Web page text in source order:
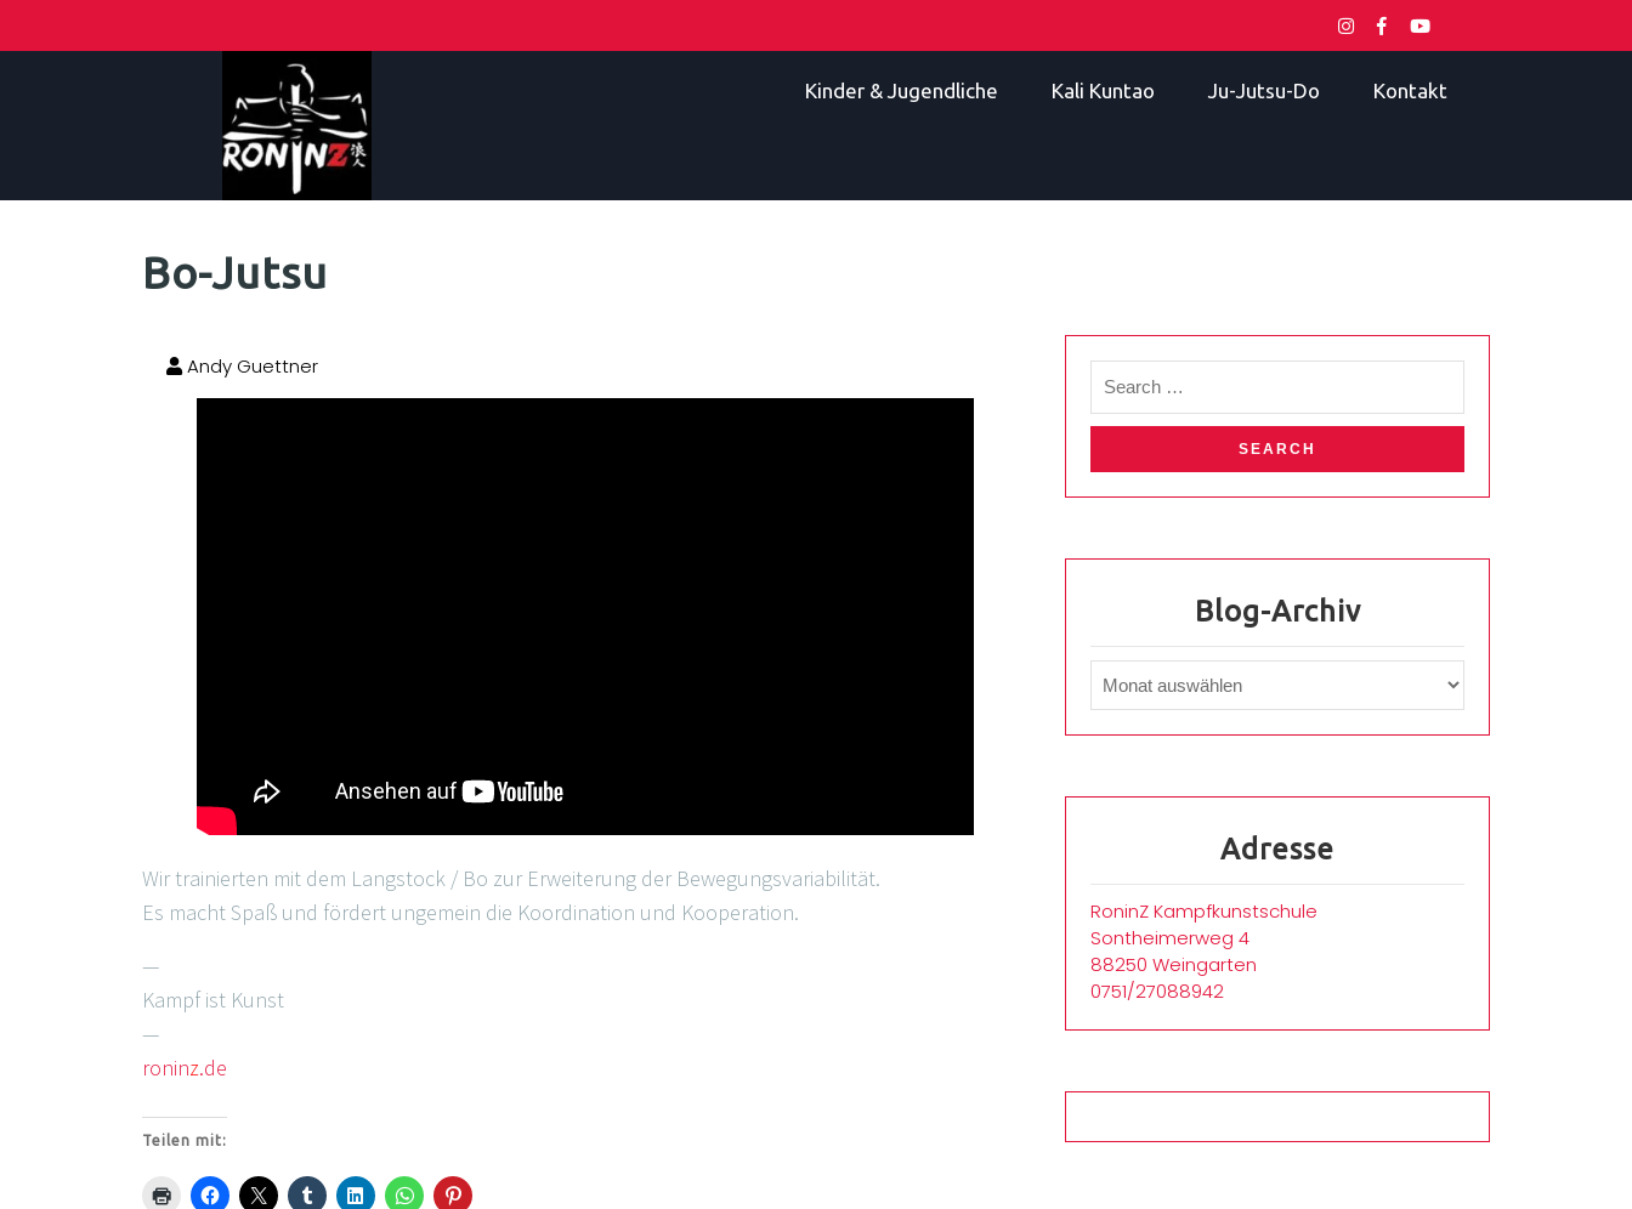
Kinder & Jugendliche Kali Kuntao Ju-Jutsu-Do Kontakt
Bo-Jutsu
Andy Guettner
Wir trainierten mit dem Langstock / Bo zur Erweiterung der Bewegungsvariabilität.
Es macht Spaß und fördert ungemein die Koordination und Kooperation.
—
Kampf ist Kunst
—
roninz.de
Teilen mit:
Blog-Archiv
Adresse
RoninZ Kampfkunstschule
Sontheimerweg 4
88250 Weingarten
0751/27088942